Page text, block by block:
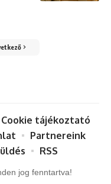
jog fenntartva!
Cookie tájékoztató
Partnereink
RSS